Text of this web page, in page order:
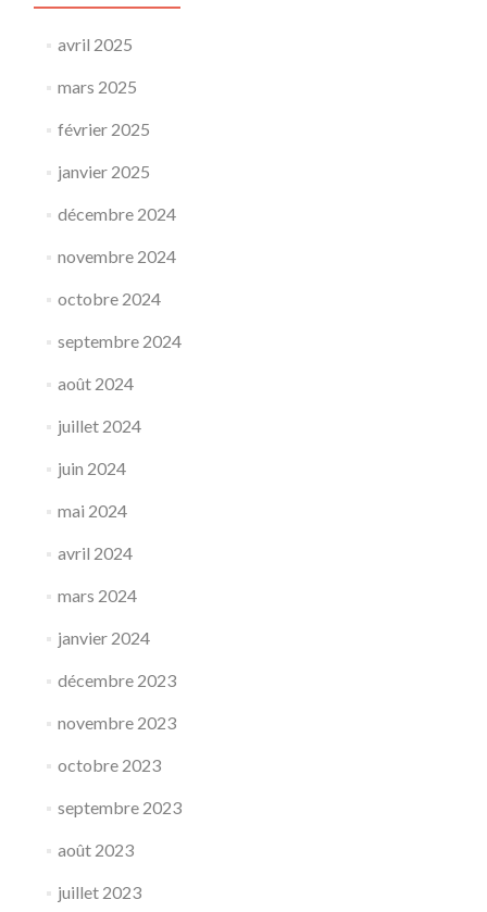
avril 2025
mars 2025
février 2025
janvier 2025
décembre 2024
novembre 2024
octobre 2024
septembre 2024
août 2024
juillet 2024
juin 2024
mai 2024
avril 2024
mars 2024
janvier 2024
décembre 2023
novembre 2023
octobre 2023
septembre 2023
août 2023
juillet 2023